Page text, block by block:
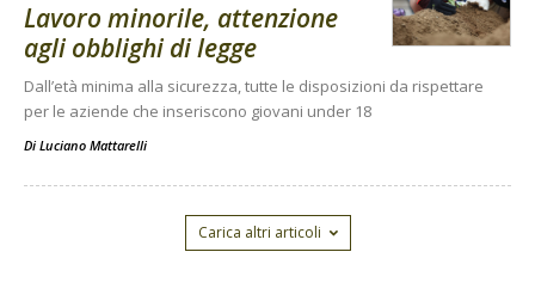
Lavoro minorile, attenzione
agli obblighi di legge
Dall’età minima alla sicurezza, tutte le disposizioni da rispettare
per le aziende che inseriscono giovani under 18
Di Luciano Mattarelli
Carica altri articoli